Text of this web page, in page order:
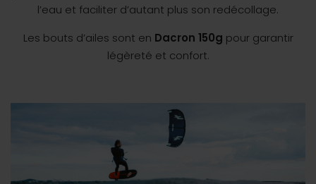
l’eau et faciliter d’autant plus son redécollage.
Les bouts d’ailes sont en Dacron 150g pour garantir
légèreté et confort.